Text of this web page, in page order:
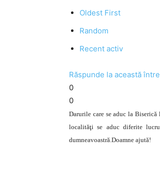
Oldest First
Random
Recent activ
Răspunde la această
0
0
Darurile care se aduc la
localităţi se aduc diferite
dumneavoastră.Doamne ajută!